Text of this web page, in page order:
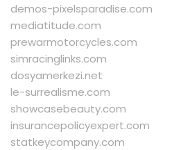
demos-pixelsparadise.com
mediatitude.com
prewarmotorcycles.com
simracinglinks.com
dosyamerkezi.net
le-surrealisme.com
showcasebeauty.com
insurancepolicyexpert.com
statkeycompany.com